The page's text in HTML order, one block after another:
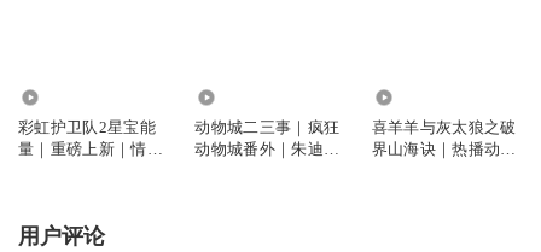
彩虹护卫队2星宝能
量｜重磅上新｜情商
动物城二三事｜疯狂
动物城番外｜朱迪尼
喜羊羊与灰太狼之破
界山海诀｜热播动画
用户评论